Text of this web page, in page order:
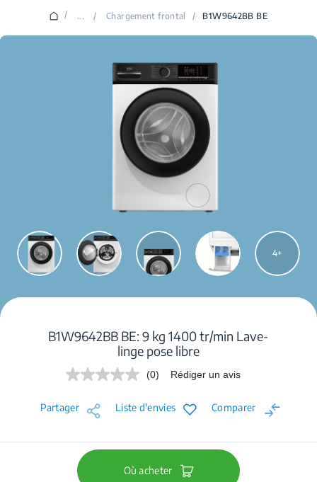
/ ... / Chargement frontal / B1W9642BB BE
4
B1W9642BB BE: 9 kg 1400 tr/min Lave-
linge pose libre
Aucune
de
notation.
la
page.
(0) Rédiger un avis
Partager Liste d'envies Comparer
Où acheter